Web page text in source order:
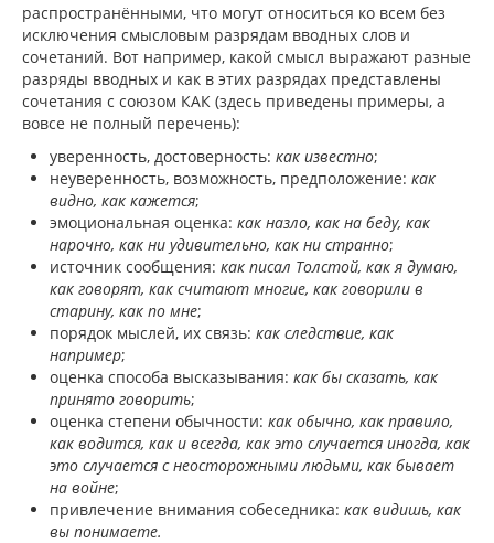
распространёнными, что могут относиться ко всем без
исключения смысловым разрядам вводных слов и
сочетаний. Вот например, какой смысл выражают разные
разряды вводных и как в этих разрядах представлены
сочетания с союзом КАК (здесь приведены примеры, а
вовсе не полный перечень):
уверенность, достоверность: как известно;
неуверенность, возможность, предположение: как
видно, как кажется;
эмоциональная оценка: как назло, как на беду, как
нарочно, как ни удивительно, как ни странно;
источник сообщения: как писал Толстой, как я думаю,
как говорят, как считают многие, как говорили в
старину, как по мне;
порядок мыслей, их связь: как следствие, как
например;
оценка способа высказывания: как бы сказать, как
принято говорить;
оценка степени обычности: как обычно, как правило,
как водится, как и всегда, как это случается иногда, как
это случается с неосторожными людьми, как бывает
на войне;
привлечение внимания собеседника: как видишь, как
вы понимаете.